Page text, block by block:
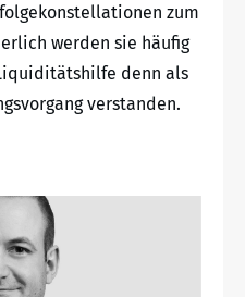
zum
werden sie häufig
denn als
verstanden.